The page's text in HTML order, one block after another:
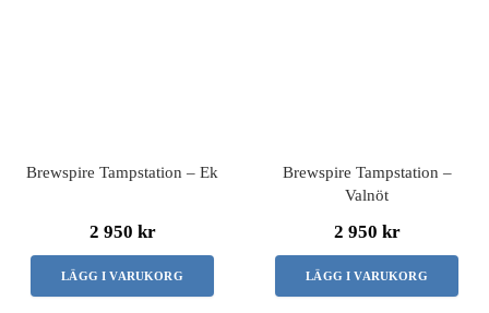
Brewspire Tampstation – Ek
2 950 kr
LÄGG I VARUKORG
Brewspire Tampstation –
Valnöt
2 950 kr
LÄGG I VARUKORG